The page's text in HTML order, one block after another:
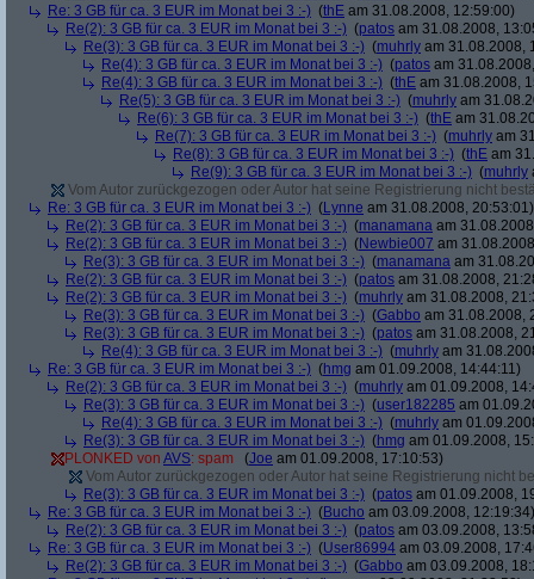
Re: 3 GB für ca. 3 EUR im Monat bei 3 :-) (thE am 31.08.2008, 12:59:00)
Re(2): 3 GB für ca. 3 EUR im Monat bei 3 :-) (patos am 31.08.2008,
Re(3): 3 GB für ca. 3 EUR im Monat bei 3 :-) (muhrly am 31.08.2008,
Re(4): 3 GB für ca. 3 EUR im Monat bei 3 :-) (patos am
Re(4): 3 GB für ca. 3 EUR im Monat bei 3 :-) (thE am 31.08.2008,
Re(5): 3 GB für ca. 3 EUR im Monat bei 3 :-) (muhrly am
Re(6): 3 GB für ca. 3 EUR im Monat bei 3 :-) (thE am
Re(7): 3 GB für ca. 3 EUR im Monat bei 3 :-) (muhrly am
Re(8): 3 GB für ca. 3 EUR im Monat bei 3 :-) (thE am
Re(9): 3 GB für ca. 3 EUR im Monat bei 3 :-) (muhrly
Vom Autor zurückgezogen oder Autor hat seine Registrierung nicht
Re: 3 GB für ca. 3 EUR im Monat bei 3 :-) (Lynne am 31.08.2008, 20:53:01)
Re(2): 3 GB für ca. 3 EUR im Monat bei 3 :-) (manamana am
Re(2): 3 GB für ca. 3 EUR im Monat bei 3 :-) (Newbie007 am
Re(3): 3 GB für ca. 3 EUR im Monat bei 3 :-) (manamana am
Re(2): 3 GB für ca. 3 EUR im Monat bei 3 :-) (patos am 31.08.2008,
Re(2): 3 GB für ca. 3 EUR im Monat bei 3 :-) (muhrly am 31.08.2008,
Re(3): 3 GB für ca. 3 EUR im Monat bei 3 :-) (Gabbo am 31.08.2008,
Re(3): 3 GB für ca. 3 EUR im Monat bei 3 :-) (patos am 31.08.2008,
Re(4): 3 GB für ca. 3 EUR im Monat bei 3 :-) (muhrly am
Re: 3 GB für ca. 3 EUR im Monat bei 3 :-) (hmg am 01.09.2008, 14:44:11)
Re(2): 3 GB für ca. 3 EUR im Monat bei 3 :-) (muhrly am 01.09.2008,
Re(3): 3 GB für ca. 3 EUR im Monat bei 3 :-) (user182285 am
Re(4): 3 GB für ca. 3 EUR im Monat bei 3 :-) (muhrly am
Re(3): 3 GB für ca. 3 EUR im Monat bei 3 :-) (hmg am 01.09.2008,
PLONKED von AVS: spam (Joe am 01.09.2008, 17:10:53)
Vom Autor zurückgezogen oder Autor hat seine Registrierung nicht
Re(3): 3 GB für ca. 3 EUR im Monat bei 3 :-) (patos am 01.09.2008,
Re: 3 GB für ca. 3 EUR im Monat bei 3 :-) (Bucho am 03.09.2008, 12:19:34)
Re(2): 3 GB für ca. 3 EUR im Monat bei 3 :-) (patos am 03.09.2008,
Re: 3 GB für ca. 3 EUR im Monat bei 3 :-) (User86994 am 03.09.2008,
Re(2): 3 GB für ca. 3 EUR im Monat bei 3 :-) (Gabbo am 03.09.2008,